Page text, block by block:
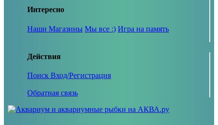
Интересно
Наши Магазины Мы все :) Игра на память
Действия
Поиск Вход/Регистрация
Обратная связь